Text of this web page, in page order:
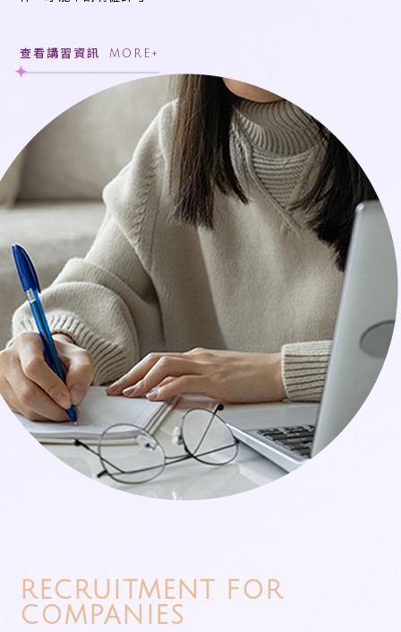
查看講習資訊 MORE+
RECRUITMENT FOR
COMPANIES